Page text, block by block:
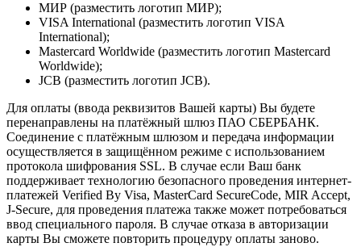
МИР (разместить логотип МИР);
VISA International (разместить логотип VISA
International);
Mastercard Worldwide (разместить логотип Mastercard
Worldwide);
JCB (разместить логотип JCB).
Для оплаты (ввода реквизитов Вашей карты) Вы будете
перенаправлены на платёжный шлюз ПАО СБЕРБАНК.
Соединение с платёжным шлюзом и передача информации
осуществляется в защищённом режиме с использованием
протокола шифрования SSL. В случае если Ваш банк
поддерживает технологию безопасного проведения интернет-
платежей Verified By Visa, MasterCard SecureCode, MIR Accept,
J-Secure, для проведения платежа также может потребоваться
ввод специального пароля. В случае отказа в авторизации
карты Вы сможете повторить процедуру оплаты заново.